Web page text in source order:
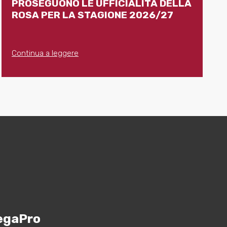
PROSEGUONO LE UFFICIALITÀ DELLA
ROSA PER LA STAGIONE 2026/27
Continua a leggere